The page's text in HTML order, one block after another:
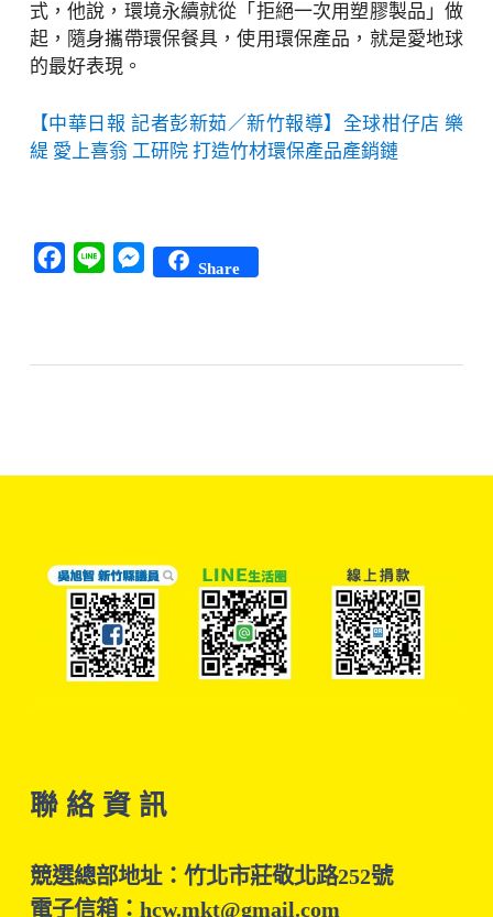
式，他說，環境永續就從「拒絕一次用塑膠製品」做
起，隨身攜帶環保餐具，使用環保產品，就是愛地球
的最好表現。
【中華日報 記者彭新茹／新竹報導】全球柑仔店 樂
緹 愛上喜翁 工研院 打造竹材環保產品產銷鏈
Facebook
Line Messenger
Share
聯 絡 資 訊
競選總部地址：竹北市莊敬北路252號
電子信箱：hcw.mkt@gmail.com